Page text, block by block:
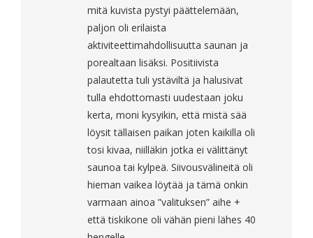
mitä kuvista pystyi päättelemään,
paljon oli erilaista
aktiviteettimahdollisuutta saunan ja
porealtaan lisäksi. Positiivista
palautetta tuli ystäviltä ja halusivat
tulla ehdottomasti uudestaan joku
kerta, moni kysyikin, että mistä sää
löysit tällaisen paikan joten kaikilla oli
tosi kivaa, niilläkin jotka ei välittänyt
saunoa tai kylpeä. Siivousvälineitä oli
hieman vaikea löytää ja tämä onkin
varmaan ainoa ”valituksen” aihe +
että tiskikone oli vähän pieni lähes 40